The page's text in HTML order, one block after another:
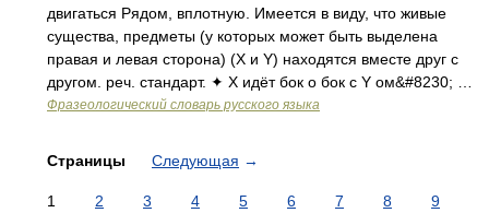
двигаться Рядом, вплотную. Имеется в виду, что живые
существа, предметы (у которых может быть выделена
правая и левая сторона) (Х и Y) находятся вместе друг с
другом. реч. стандарт. ✦ Х идёт бок о бок с Y ом&#8230; …
Фразеологический словарь русского языка
Страницы Следующая →
1 2 3 4 5 6 7 8
9